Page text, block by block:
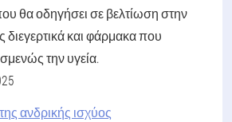
θα οδηγήσει σε βελτίωση στην
διεγερτικά και φάρμακα που
την υγεία.
ανδρικής ισχύος